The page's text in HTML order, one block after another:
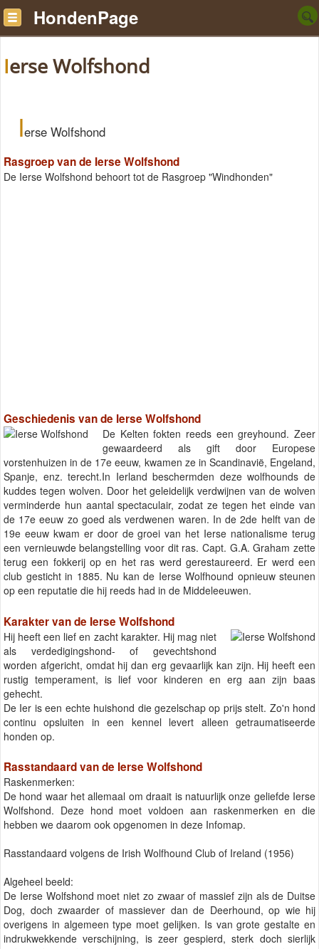
HondenPage
Ierse Wolfshond
Ierse Wolfshond
Rasgroep van de Ierse Wolfshond
De Ierse Wolfshond behoort tot de Rasgroep "Windhonden"
Geschiedenis van de Ierse Wolfshond
De Kelten fokten reeds een greyhound. Zeer
gewaardeerd als gift door Europese
vorstenhuizen in de 17e eeuw, kwamen ze in Scandinavië, Engeland,
Spanje, enz. terecht.In Ierland beschermden deze wolfhounds de
kuddes tegen wolven. Door het geleidelijk verdwijnen van de wolven
verminderde hun aantal spectaculair, zodat ze tegen het einde van
de 17e eeuw zo goed als verdwenen waren. In de 2de helft van de
19e eeuw kwam er door de groei van het Ierse nationalisme terug
een vernieuwde belangstelling voor dit ras. Capt. G.A. Graham zette
terug een fokkerij op en het ras werd gerestaureerd. Er werd een
club gesticht in 1885. Nu kan de Ierse Wolfhound opnieuw steunen
op een reputatie die hij reeds had in de Middeleeuwen.
Karakter van de Ierse Wolfshond
Hij heeft een lief en zacht karakter. Hij mag niet
als verdedigingshond- of gevechtshond
worden afgericht, omdat hij dan erg gevaarlijk kan zijn. Hij heeft een
rustig temperament, is lief voor kinderen en erg aan zijn baas
gehecht.
De Ier is een echte huishond die gezelschap op prijs stelt. Zo'n hond
continu opsluiten in een kennel levert alleen getraumatiseerde
honden op.
Rasstandaard van de Ierse Wolfshond
Raskenmerken:
De hond waar het allemaal om draait is natuurlijk onze geliefde Ierse
Wolfshond. Deze hond moet voldoen aan raskenmerken en die
hebben we daarom ook opgenomen in deze Infomap.
Rasstandaard volgens de Irish Wolfhound Club of Ireland (1956)
Algeheel beeld:
De Ierse Wolfshond moet niet zo zwaar of massief zijn als de Duitse
Dog, doch zwaarder of massiever dan de Deerhound, op wie hij
overigens in algemeen type moet gelijken. Is van grote gestalte en
indrukwekkende verschijning, is zeer gespierd, sterk doch sierlijk